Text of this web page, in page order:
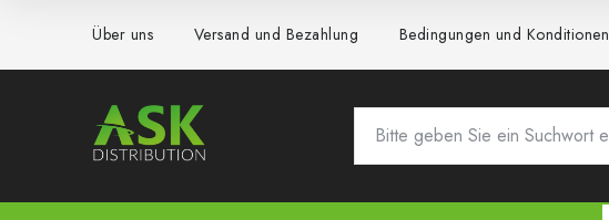
springen
Über uns Versand und Bezahlung Bedingungen und Konditionen